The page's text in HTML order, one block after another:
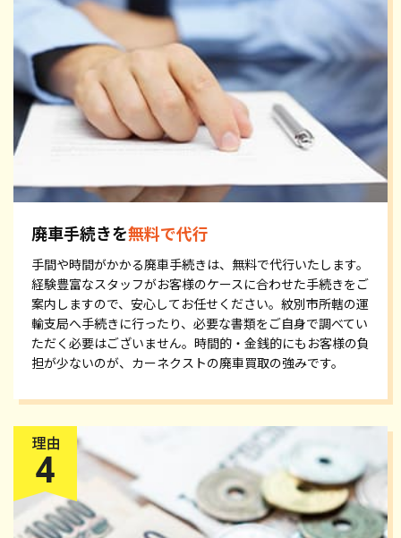
廃車手続きを無料で代行
手間や時間がかかる廃車手続きは、無料で代行いたします。
経験豊富なスタッフがお客様のケースに合わせた手続きをご
案内しますので、安心してお任せください。紋別市所轄の運
輸支局へ手続きに行ったり、必要な書類をご自身で調べてい
ただく必要はございません。時間的・金銭的にもお客様の負
担が少ないのが、カーネクストの廃車買取の強みです。